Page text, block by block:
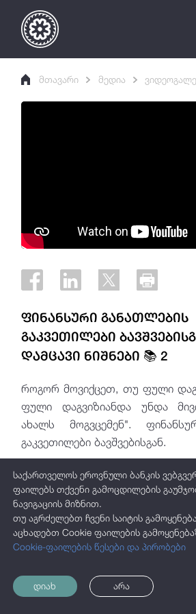
მთავარი მედია
ფინანსური განათლების
გაკვეთილები
დამცავი ნიშნები 📚 2
როგორ მოვიქცეთ, თუ ფული
ფული დაგვიზიანდა უნდა
ახალს მოგვცემენ".
გაკვეთილები ბავშვებისგან.
საქართველოს ეროვნული ბანკის
ფაილებს თქვენი გამოცდილების
ნავიგაციის მიზნით.
თუ აგრძელებთ ჩვენი საიტის
აცხადებთ Cookie ფაილების
Cookie-ფაილების წესები და პირობები
დიახ არა